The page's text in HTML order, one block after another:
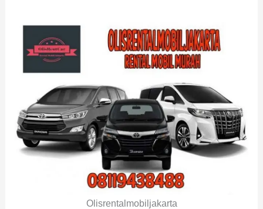
Olisrentalmobiljakarta